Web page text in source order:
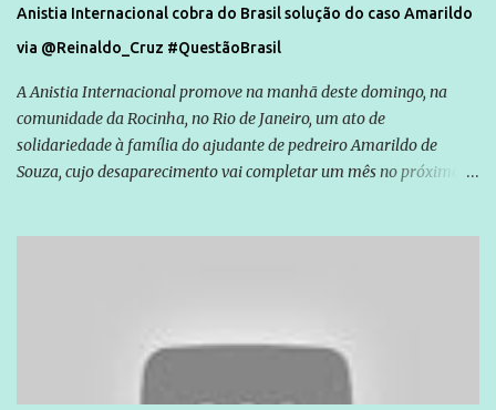
Anistia Internacional cobra do Brasil solução do caso Amarildo
via @Reinaldo_Cruz #QuestãoBrasil
A Anistia Internacional promove na manhã deste domingo, na
comunidade da Rocinha, no Rio de Janeiro, um ato de
solidariedade à família do ajudante de pedreiro Amarildo de
Souza, cujo desaparecimento vai completar um mês no próximo
são vítimas de violência, estão em situação de risco ou têm seus
direitos violados. Leia mais: Anistia Internacional cobra do Brasil